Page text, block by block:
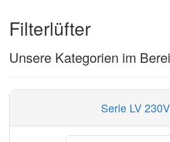
Filterlüfter
Unsere Kategorien im
Serie LV 230V